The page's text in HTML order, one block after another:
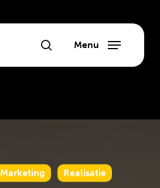
searchMenu
Marketing Realisatie